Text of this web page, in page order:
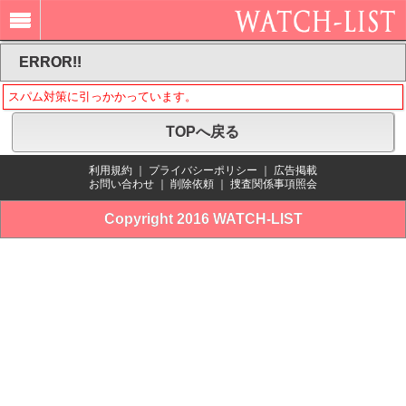
ERROR!!
スパム対策に引っかかっています。
TOPへ戻る
利用規約 プライバシーポリシー
広告掲載
お問い合わせ
削除依頼 捜査関係事項照会
Copyright 2016 WATCH-LIST